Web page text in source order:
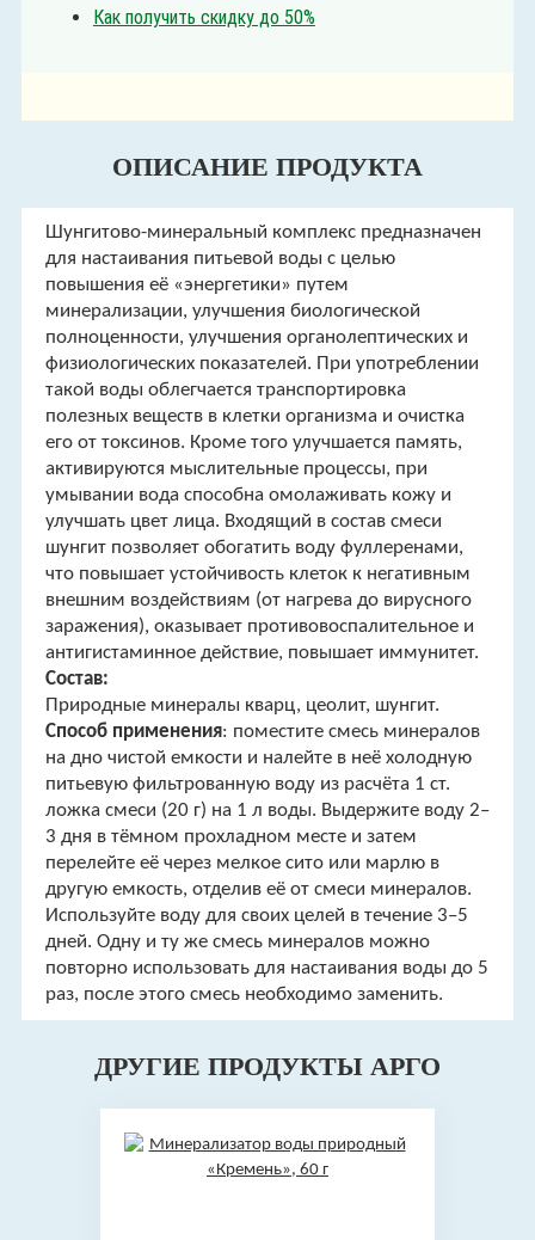
Как получить скидку до 50%
ОПИСАНИЕ ПРОДУКТА
Шунгитово-минеральный комплекс предназначен
для настаивания питьевой воды с целью
повышения её «энергетики» путем
минерализации, улучшения биологической
полноценности, улучшения органолептических и
физиологических показателей. При употреблении
такой воды облегчается транспортировка
полезных веществ в клетки организма и очистка
его от токсинов. Кроме того улучшается память,
активируются мыслительные процессы, при
умывании вода способна омолаживать кожу и
улучшать цвет лица. Входящий в состав смеси
шунгит позволяет обогатить воду фуллеренами,
что повышает устойчивость клеток к негативным
внешним воздействиям (от нагрева до вирусного
заражения), оказывает противовоспалительное и
антигистаминное действие, повышает иммунитет.
Состав:
Природные минералы кварц, цеолит, шунгит.
Способ применения: поместите смесь минералов
на дно чистой емкости и налейте в неё холодную
питьевую фильтрованную воду из расчёта 1 ст.
ложка смеси (20 г) на 1 л воды. Выдержите воду 2–
3 дня в тёмном прохладном месте и затем
перелейте её через мелкое сито или марлю в
другую емкость, отделив её от смеси минералов.
Используйте воду для своих целей в течение 3–5
дней. Одну и ту же смесь минералов можно
повторно использовать для настаивания воды до 5
раз, после этого смесь необходимо заменить.
ДРУГИЕ ПРОДУКТЫ АРГО